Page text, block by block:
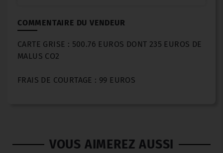
COMMENTAIRE DU VENDEUR
CARTE GRISE : 500.76 EUROS DONT 235 EUROS DE
MALUS CO2
FRAIS DE COURTAGE : 99 EUROS
VOUS AIMEREZ AUSSI